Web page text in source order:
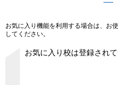
お気に入り機能を利用する場合は、お
してください。
お気に入り校は登録され